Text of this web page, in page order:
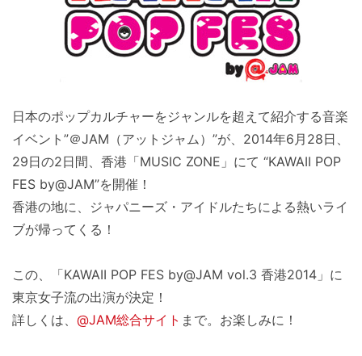
日本のポップカルチャーをジャンルを超えて紹介する音楽
イベント”＠JAM（アットジャム）”が、2014年6月28日、
29日の2日間、香港「MUSIC ZONE」にて “KAWAII POP
FES by@JAM”を開催！
香港の地に、ジャパニーズ・アイドルたちによる熱いライ
ブが帰ってくる！
この、「KAWAII POP FES by@JAM vol.3 香港2014」に
東京女子流の出演が決定！
詳しくは、 @JAM総合サイト まで。お楽しみに！